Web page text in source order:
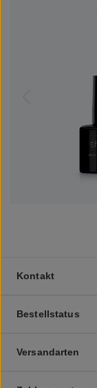
Kontakt
Bestellstatus
Versandarten